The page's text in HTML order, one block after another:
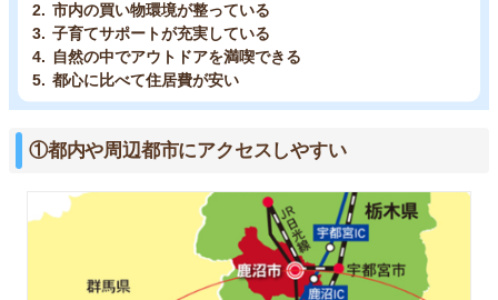
市内の買い物環境が整っている
子育てサポートが充実している
自然の中でアウトドアを満喫できる
都心に比べて住居費が安い
①都内や周辺都市にアクセスしやすい